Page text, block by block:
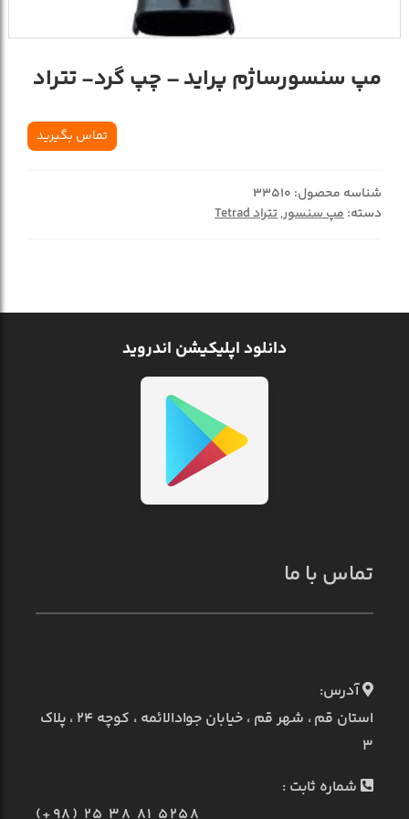
مپ سنسورساژم پرايد – چپ گرد- تتراد
تماس بگیرید
شناسه محصول: 33510
دسته:مپ سنسور,تتراد Tetrad
دانلود اپلیکیشن اندروید
تماس با ما
آدرس:
استان قم ، شهر قم ، خیابان جوادالائمه ، کوچه ۲۴ ، پلاک
۳
شماره ثابت :